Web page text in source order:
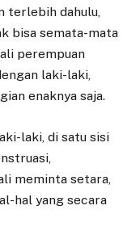
terlebih dahulu,
bisa semata-mata
perempuan
laki-laki,
enaknya saja.
laki, di satu sisi
meminta setara,
hal yang secara